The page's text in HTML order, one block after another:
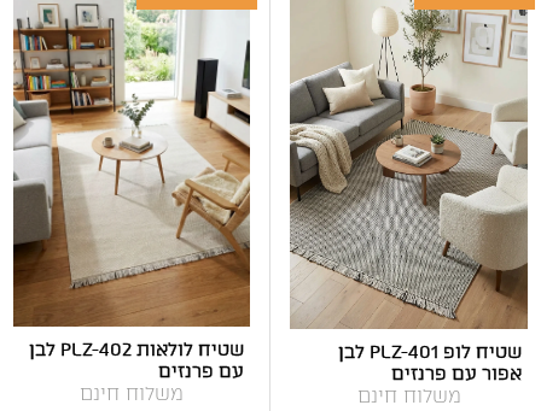
שטיח לופ PLZ-401 לבן
אפור עם פרנזים
משלוח חינם
שטיח לולאות PLZ-402 לבן
עם פרנזים
משלוח חינם